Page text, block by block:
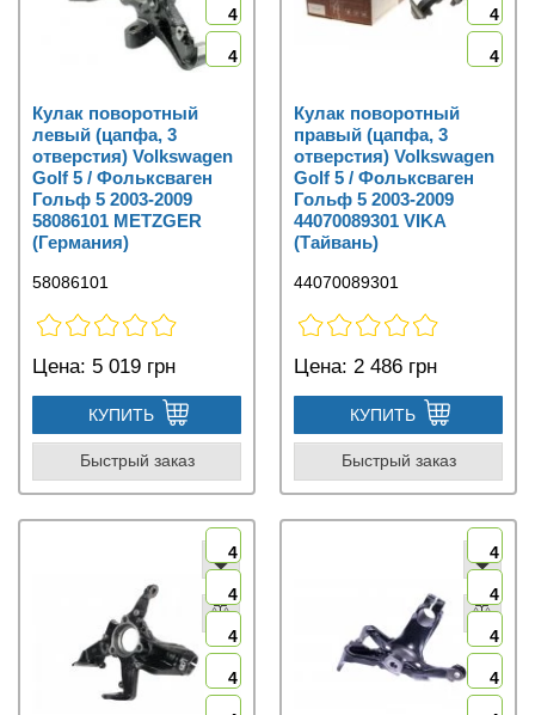
4
4
Кулак поворотный
левый (цапфа, 3
отверстия) Volkswagen
Golf 5 / Фольксваген
Гольф 5 2003-2009
58086101 METZGER
(Германия)
58086101
Цена: 5 019 грн
КУПИТЬ
Быстрый заказ
4
4
Кулак поворотный
правый (цапфа, 3
отверстия) Volkswagen
Golf 5 / Фольксваген
Гольф 5 2003-2009
44070089301 VIKA
(Тайвань)
44070089301
Цена: 2 486 грн
КУПИТЬ
Быстрый заказ
4
4
4
4
4
4
4
4